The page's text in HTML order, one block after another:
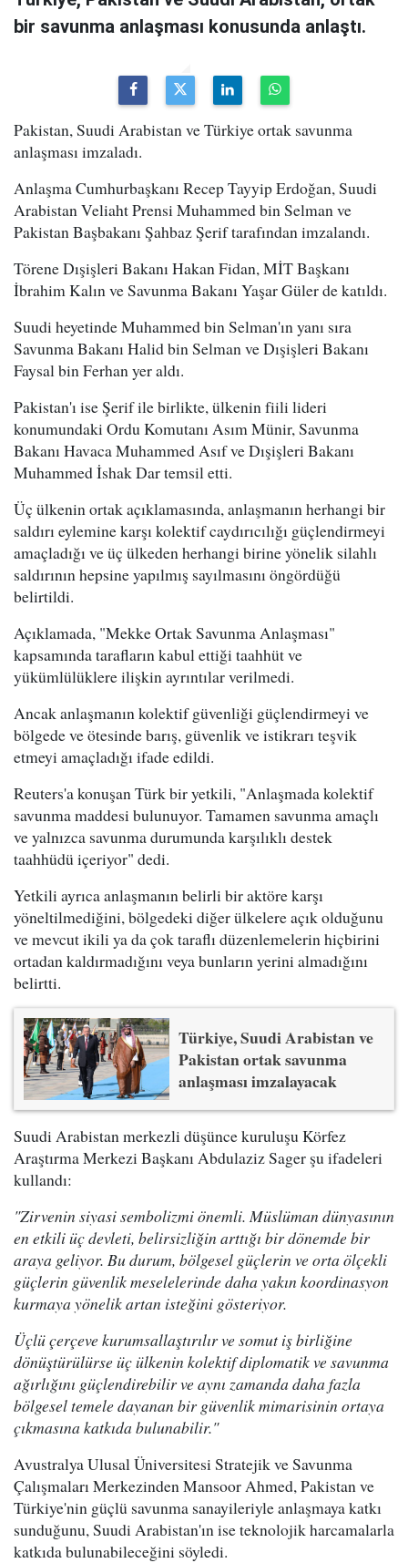
bir savunma anlaşması konusunda anlaştı.
Pakistan, Suudi Arabistan ve Türkiye ortak savunma
anlaşması imzaladı.
Anlaşma Cumhurbaşkanı Recep Tayyip Erdoğan, Suudi
Arabistan Veliaht Prensi Muhammed bin Selman ve
Pakistan Başbakanı Şahbaz Şerif tarafından imzalandı.
Törene Dışişleri Bakanı Hakan Fidan, MİT Başkanı
İbrahim Kalın ve Savunma Bakanı Yaşar Güler de katıldı.
Suudi heyetinde Muhammed bin Selman'ın yanı sıra
Savunma Bakanı Halid bin Selman ve Dışişleri Bakanı
Faysal bin Ferhan yer aldı.
Pakistan'ı ise Şerif ile birlikte, ülkenin fiili lideri
konumundaki Ordu Komutanı Asım Münir, Savunma
Bakanı Havaca Muhammed Asıf ve Dışişleri Bakanı
Muhammed İshak Dar temsil etti.
Üç ülkenin ortak açıklamasında, anlaşmanın herhangi bir
saldırı eylemine karşı kolektif caydırıcılığı güçlendirmeyi
amaçladığı ve üç ülkeden herhangi birine yönelik silahlı
saldırının hepsine yapılmış sayılmasını öngördüğü
belirtildi.
Açıklamada, "Mekke Ortak Savunma Anlaşması"
kapsamında tarafların kabul ettiği taahhüt ve
yükümlülüklere ilişkin ayrıntılar verilmedi.
Ancak anlaşmanın kolektif güvenliği güçlendirmeyi ve
bölgede ve ötesinde barış, güvenlik ve istikrarı teşvik
etmeyi amaçladığı ifade edildi.
Reuters'a konuşan Türk bir yetkili, "Anlaşmada kolektif
savunma maddesi bulunuyor. Tamamen savunma amaçlı
ve yalnızca savunma durumunda karşılıklı destek
taahhüdü içeriyor" dedi.
Yetkili ayrıca anlaşmanın belirli bir aktöre karşı
yöneltilmediğini, bölgedeki diğer ülkelere açık olduğunu
ve mevcut ikili ya da çok taraflı düzenlemelerin hiçbirini
ortadan kaldırmadığını veya bunların yerini almadığını
belirtti.
Türkiye, Suudi Arabistan ve
Pakistan ortak savunma
anlaşması imzalayacak
Suudi Arabistan merkezli düşünce kuruluşu Körfez
Araştırma Merkezi Başkanı Abdulaziz Sager şu ifadeleri
kullandı:
"Zirvenin siyasi sembolizmi önemli. Müslüman dünyasının
en etkili üç devleti, belirsizliğin arttığı bir dönemde bir
araya geliyor. Bu durum, bölgesel güçlerin ve orta ölçekli
güçlerin güvenlik meselelerinde daha yakın koordinasyon
kurmaya yönelik artan isteğini gösteriyor.
Üçlü çerçeve kurumsallaştırılır ve somut iş birliğine
dönüştürülürse üç ülkenin kolektif diplomatik ve savunma
ağırlığını güçlendirebilir ve aynı zamanda daha fazla
bölgesel temele dayanan bir güvenlik mimarisinin ortaya
çıkmasına katkıda bulunabilir."
Avustralya Ulusal Üniversitesi Stratejik ve Savunma
Çalışmaları Merkezinden Mansoor Ahmed, Pakistan ve
Türkiye'nin güçlü savunma sanayileriyle anlaşmaya katkı
sunduğunu, Suudi Arabistan'ın ise teknolojik harcamalarla
katkıda bulunabileceğini söyledi.